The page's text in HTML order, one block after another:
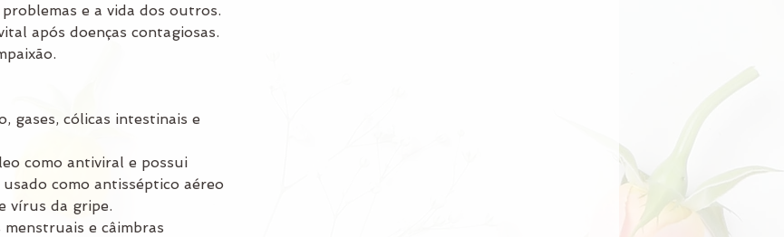
e a vida dos outros.
após doenças contagiosas.
gases, cólicas intestinais e
como antiviral e possui
como antisséptico aéreo
vírus da gripe.
e câimbras